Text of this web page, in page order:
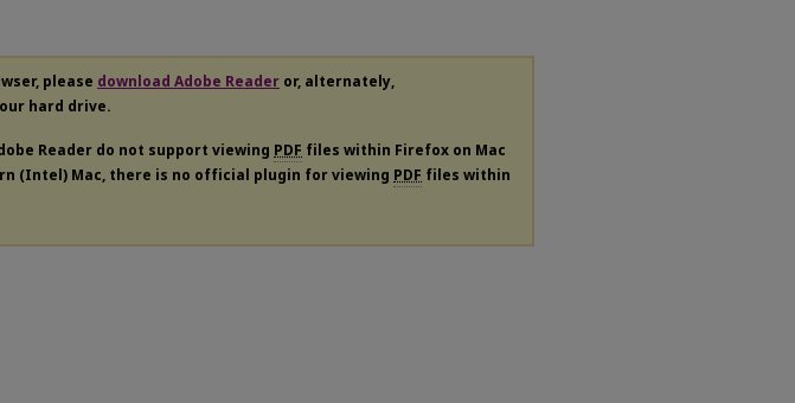
please download Adobe Reader or, alternately,
hard drive.
Reader do not support viewing PDF files within Firefox on Mac
(Intel) Mac, there is no official plugin for viewing PDF files within